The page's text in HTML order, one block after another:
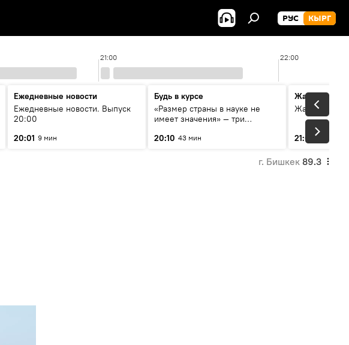
РУС КЫРГ
21:00 22:00
Ежедневные новости
Ежедневные новости. Выпуск
20:00
20:01 9 мин
Будь в курсе
«Размер страны в науке не
имеет значения» — три
России и Кыргызстана в
20:10 43 мин
Жаңылыктар
21:01 3 мин
г. Бишкек 89.3